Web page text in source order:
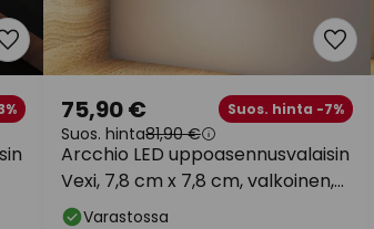
Arcchio LED uppoasennusvalaisin
Vexi, 7,8 cm x 7,8 cm, valkoinen,
CCT-arvo
75,90 € Suos. hinta -7%
Suos. hinta81,90 €
Varastossa